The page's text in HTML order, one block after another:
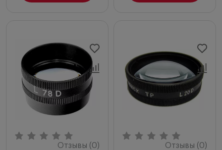
Отзывы (0) Отзывы (0)